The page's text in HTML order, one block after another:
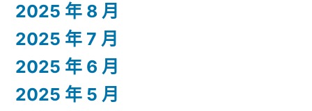
2025 年 8 月
2025 年 7 月
2025 年 6 月
2025 年 5 月